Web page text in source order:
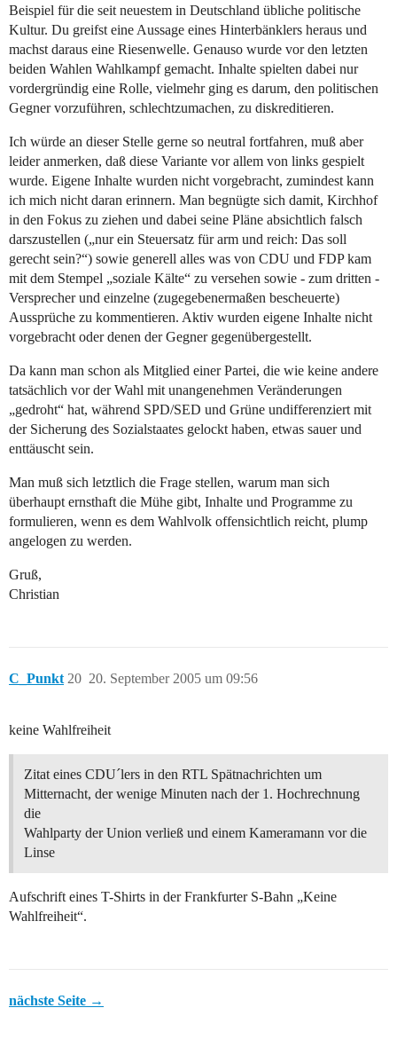
Beispiel für die seit neuestem in Deutschland übliche politische
Kultur. Du greifst eine Aussage eines Hinterbänklers heraus und
machst daraus eine Riesenwelle. Genauso wurde vor den letzten
beiden Wahlen Wahlkampf gemacht. Inhalte spielten dabei nur
vordergründig eine Rolle, vielmehr ging es darum, den politischen
Gegner vorzuführen, schlechtzumachen, zu diskreditieren.
Ich würde an dieser Stelle gerne so neutral fortfahren, muß aber
leider anmerken, daß diese Variante vor allem von links gespielt
wurde. Eigene Inhalte wurden nicht vorgebracht, zumindest kann
ich mich nicht daran erinnern. Man begnügte sich damit, Kirchhof
in den Fokus zu ziehen und dabei seine Pläne absichtlich falsch
darszustellen („nur ein Steuersatz für arm und reich: Das soll
gerecht sein?“) sowie generell alles was von CDU und FDP kam
mit dem Stempel „soziale Kälte“ zu versehen sowie - zum dritten -
Versprecher und einzelne (zugegebenermaßen bescheuerte)
Aussprüche zu kommentieren. Aktiv wurden eigene Inhalte nicht
vorgebracht oder denen der Gegner gegenübergestellt.
Da kann man schon als Mitglied einer Partei, die wie keine andere
tatsächlich vor der Wahl mit unangenehmen Veränderungen
„gedroht“ hat, während SPD/SED und Grüne undifferenziert mit
der Sicherung des Sozialstaates gelockt haben, etwas sauer und
enttäuscht sein.
Man muß sich letztlich die Frage stellen, warum man sich
überhaupt ernsthaft die Mühe gibt, Inhalte und Programme zu
formulieren, wenn es dem Wahlvolk offensichtlich reicht, plump
angelogen zu werden.
Gruß,
Christian
C_Punkt 20. September 2005 um 09:56
20
keine Wahlfreiheit
Zitat eines CDU´lers in den RTL Spätnachrichten um
Mitternacht, der wenige Minuten nach der 1. Hochrechnung
die
Wahlparty der Union verließ und einem Kameramann vor die
Linse
Aufschrift eines T-Shirts in der Frankfurter S-Bahn „Keine
Wahlfreiheit“.
nächste Seite →